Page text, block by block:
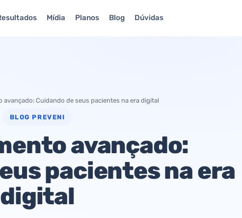
Mídia Planos Blog Dúvidas
avançado: Cuidando de seus pacientes na era digital
BLOG PREVENI
avançado:
pacientes na era
digital